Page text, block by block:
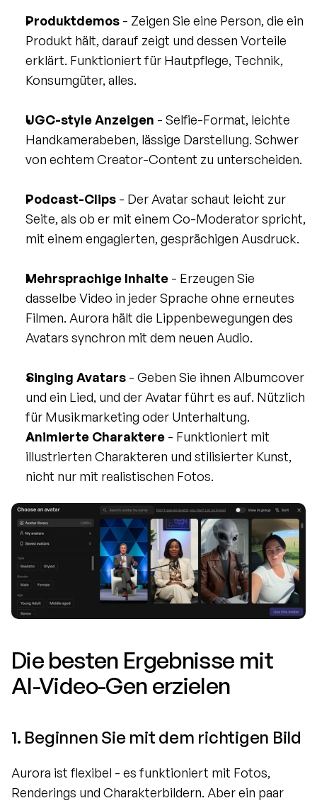
Produktdemos - Zeigen Sie eine Person, die ein
Produkt hält, darauf zeigt und dessen Vorteile
erklärt. Funktioniert für Hautpflege, Technik,
Konsumgüter, alles.
UGC-style Anzeigen - Selfie-Format, leichte
Handkamerabeben, lässige Darstellung. Schwer
von echtem Creator-Content zu unterscheiden.
Podcast-Clips - Der Avatar schaut leicht zur
Seite, als ob er mit einem Co-Moderator spricht,
mit einem engagierten, gesprächigen Ausdruck.
Mehrsprachige Inhalte - Erzeugen Sie
dasselbe Video in jeder Sprache ohne erneutes
Filmen. Aurora hält die Lippenbewegungen des
Avatars synchron mit dem neuen Audio.
Singing Avatars - Geben Sie ihnen Albumcover
und ein Lied, und der Avatar führt es auf. Nützlich
für Musikmarketing oder Unterhaltung.
Animierte Charaktere - Funktioniert mit
illustrierten Charakteren und stilisierter Kunst,
nicht nur mit realistischen Fotos.
Die besten Ergebnisse mit
AI-Video-Gen erzielen
1. Beginnen Sie mit dem richtigen Bild
Aurora ist flexibel - es funktioniert mit Fotos,
Renderings und Charakterbildern. Aber ein paar